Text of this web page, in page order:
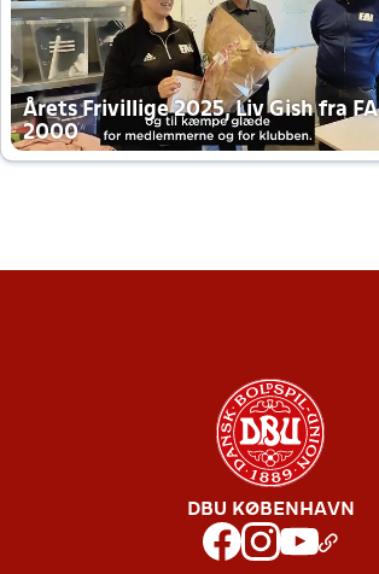
Årets Frivillige 2025, Liv Gish fra FA
2000
DBU KØBENHAVN